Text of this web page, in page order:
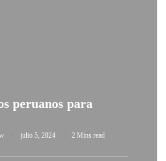
peruanos para
julio 5, 2024 2 Mins read